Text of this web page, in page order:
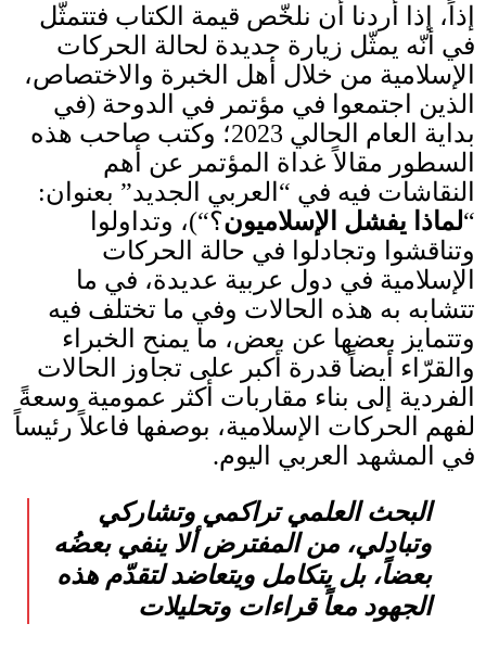
إذاً، إذا أردنا أن نلخّص قيمة الكتاب فتتمثّل
في أنّه يمثّل زيارة جديدة لحالة الحركات
الإسلامية من خلال أهل الخبرة والاختصاص،
الذين اجتمعوا في مؤتمر في الدوحة (في
بداية العام الحالي 2023؛ وكتب صاحب هذه
السطور مقالاً غداة المؤتمر عن أهم
النقاشات فيه في “ العربي الجديد” بعنوان:
“لماذا يفشل الإسلاميون؟“)، وتداولوا
وتناقشوا وتجادلوا في حالة الحركات
الإسلامية في دول عربية عديدة، في ما
تتشابه به هذه الحالات وفي ما تختلف فيه
وتتمايز بعضها عن بعض، ما يمنح الخبراء
والقرّاء أيضاً قدرة أكبر على تجاوز الحالات
الفردية إلى بناء مقاربات أكثر عمومية وسعةً
لفهم الحركات الإسلامية، بوصفها فاعلاً رئيساً
في المشهد العربي اليوم.
البحث العلمي تراكمي وتشاركي
وتبادلي، من المفترض ألا ينفي بعضُه
بعضاً، بل يتكامل ويتعاضد لتقدّم هذه
الجهود معاً قراءات وتحليلات